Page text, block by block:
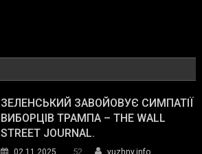
ЗЕЛЕНСЬКИЙ ЗАВОЙОВУЄ СИМПАТІЇ
ВИБОРЦІВ ТРАМПА – THE WALL
STREET JOURNAL.
02.11.2025 52
yuzhny.info